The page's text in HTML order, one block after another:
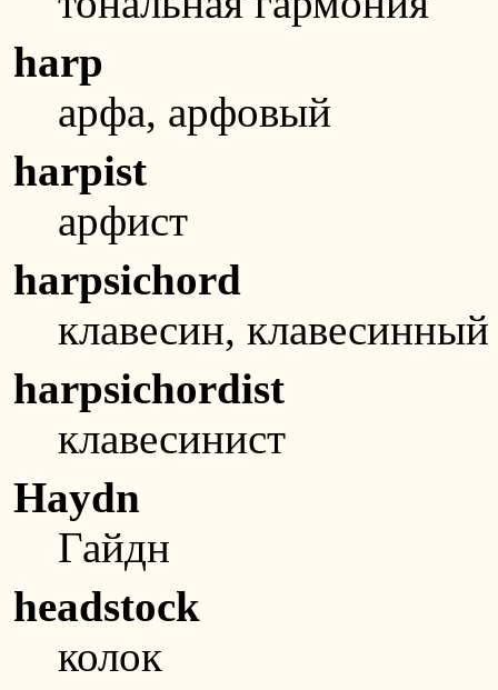
harp
арфа, арфовый
harpist
арфист
harpsichord
клавесин, клавесинный
harpsichordist
клавесинист
Haydn
Гайдн
headstock
колок